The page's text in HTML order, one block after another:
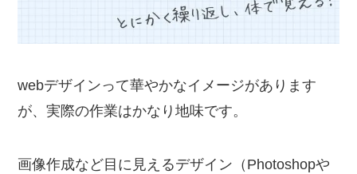
webデザインって華やかなイメージがあります
が、実際の作業はかなり地味です。
画像作成など目に見えるデザイン（Photoshopや